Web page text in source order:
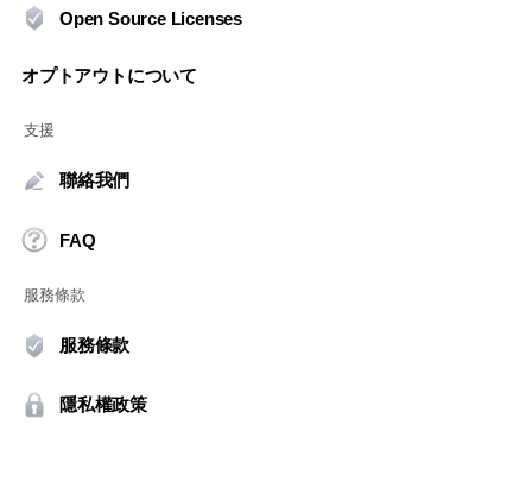
Open Source Licenses
オプトアウトについて
支援
聯絡我們
FAQ
服務條款
服務條款
隱私權政策